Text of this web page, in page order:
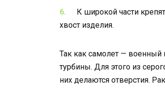
К широкой части
хвост изделия.
Так как самолет — военный
турбины. Для этого из
них делаются отверстия.